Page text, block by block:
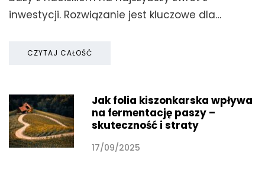
inwestycji. Rozwiązanie jest kluczowe dla…
CZYTAJ CAŁOŚĆ
Jak folia kiszonkarska wpływa
na fermentację paszy –
skuteczność i straty
17/09/2025